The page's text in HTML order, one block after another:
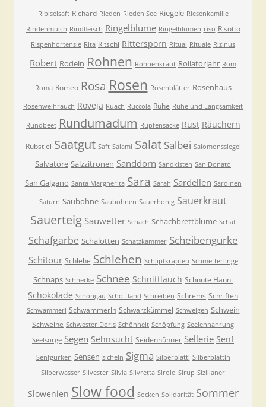
Ribiselsaft Richard Rieden Rieden See Riegele Riesenkamille
Rindenmulch Rindfleisch Ringelblume Ringelblumen riso Risotto
Rispenhortensie Rita Ritschi Rittersporn Ritual Rituale Rizinus
Robert Rodeln Rohnen Rohnenkraut Rollatorjahr Rom
Roma Romeo Rosa Rosen Rosenblätter Rosenhaus
Rosenweihrauch Roveja Ruach Ruccola Ruhe Ruhe und Langsamkeit
Rundbeet Rundumadum Rupfensäcke Rust Räuchern
Rübstiel Saatgut Saft Salami Salat Salbei Salomonssiegel
Salvatore Salzzitronen Sanddorn Sandkisten San Donato
San Galgano Santa Margherita Sara Sarah Sardellen Sardinen
Saturn Saubohne Saubohnen Sauerhonig Sauerkraut
Sauerteig Sauwetter Schach Schachbrettblume Schaf
Schafgarbe Schalotten Schatzkammer Scheibengurke
Schitour Schlehe Schlehen Schlipfkrapfen Schmetterlinge
Schnaps Schnecke Schnee Schnittlauch Schnute Hanni
Schokolade Schongau Schottland Schreiben Schrems Schriften
Schwammerl Schwammerln Schwarzkümmel Schweigen Schwein
Schweine Schwester Doris Schönheit Schöpfung Seelennahrung
Seelsorge Segen Sehnsucht Seidenhühner Sellerie Senf
Senfgurken Sensen sicheln Sigma Silberblattl Silberblattln
Silberwasser Silvester Silvia Silvretta Sirolo Sirup Sizilianer
Slowenien Slow food Socken Solidarität Sommer